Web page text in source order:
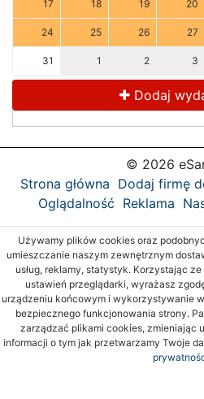
17 18 19 20
24 25 26 27
31 1 2 3
Dodaj
© 2026
Strona główna Dodaj firmę
Oglądalność Reklama
Używamy plików cookies oraz
umieszczanie naszym zewnętrznym
usług, reklamy, statystyk. Korzystając
ustawień przeglądarki, wyrażasz
urządzeniu końcowym i wykorzystywanie
bezpiecznego funkcjonowania strony.
zarządzać plikami cookies, zmieniając
informacji o tym jak przetwarzamy Twoje